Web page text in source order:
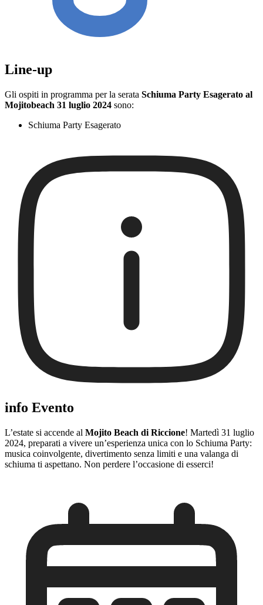
Line-up
Gli ospiti in programma per la serata Schiuma Party Esagerato al
Mojitobeach 31 luglio 2024 sono:
Schiuma Party Esagerato
info Evento
L’estate si accende al Mojito Beach di Riccione! Martedì 31 luglio
2024, preparati a vivere un’esperienza unica con lo Schiuma Party:
musica coinvolgente, divertimento senza limiti e una valanga di
schiuma ti aspettano. Non perdere l’occasione di esserci!